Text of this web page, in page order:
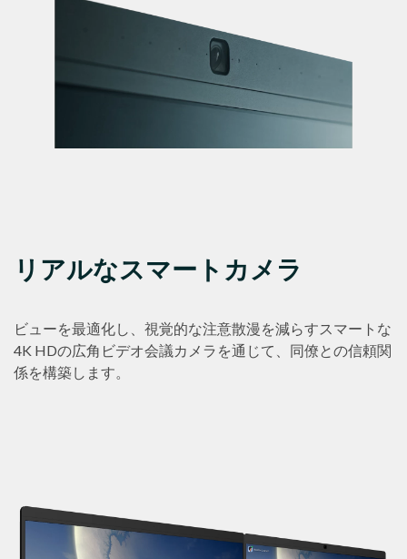
リアルなスマートカメラ
ビューを最適化し、視覚的な注意散漫を減らすスマートな
4K HDの広角ビデオ会議カメラを通じて、同僚との信頼関
係を構築します。